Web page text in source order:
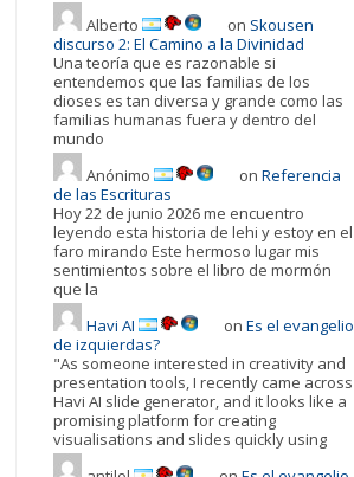
Alberto on Skousen
discurso 2: El Camino a la Divinidad
Una teoría que es razonable si
entendemos que las familias de los
dioses es tan diversa y grande como las
familias humanas fuera y dentro del
mundo
Anónimo
on Referencia
de las Escrituras
Hoy 22 de junio 2026 me encuentro
leyendo esta historia de lehi y estoy en el
faro mirando Este hermoso lugar mis
sentimientos sobre el libro de mormón
que la
Havi AI
on Es el evangelio
de izquierdas?
"As someone interested in creativity and
presentation tools, I recently came across
Havi AI slide generator, and it looks like a
promising platform for creating
visualisations and slides quickly using